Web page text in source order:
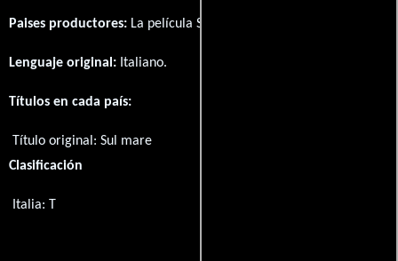
Paises productores: La película Sul mare fué producida en
Lenguaje original: Italiano.
Títulos en cada país:
Título original:Sul mare
Clasificación
Italia: T